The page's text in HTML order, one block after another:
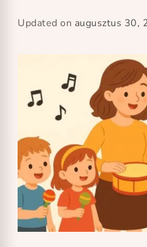
Updated on augusztus 30,